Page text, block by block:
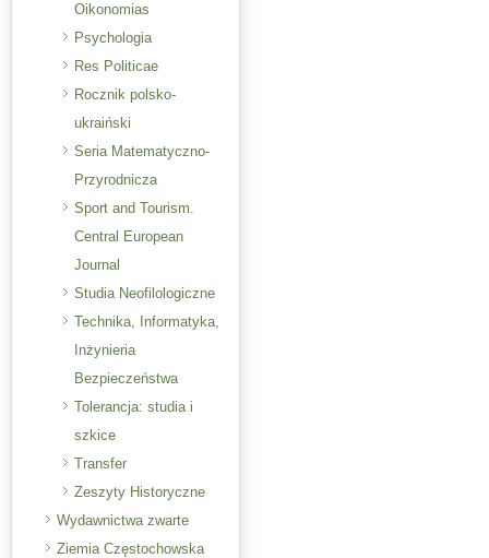
Oikonomias
Psychologia
Res Politicae
Rocznik polsko-
ukraiński
Seria Matematyczno-
Przyrodnicza
Sport and Tourism.
Central European
Journal
Studia Neofilologiczne
Technika, Informatyka,
Inżynieria
Bezpieczeństwa
Tolerancja: studia i
szkice
Transfer
Zeszyty Historyczne
Wydawnictwa zwarte
Ziemia Częstochowska